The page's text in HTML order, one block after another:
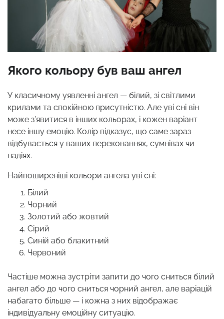
Якого кольору був ваш ангел
У класичному уявленні ангел — білий, зі світлими
крилами та спокійною присутністю. Але уві сні він
може з’явитися в інших кольорах, і кожен варіант
несе іншу емоцію. Колір підказує, що саме зараз
відбувається у ваших переконаннях, сумнівах чи
надіях.
Найпоширеніші кольори ангела уві сні:
Білий
Чорний
Золотий або жовтий
Сірий
Синій або блакитний
Червоний
Частіше можна зустріти запити до чого сниться білий
ангел або до чого сниться чорний ангел, але варіацій
набагато більше — і кожна з них відображає
індивідуальну емоційну ситуацію.